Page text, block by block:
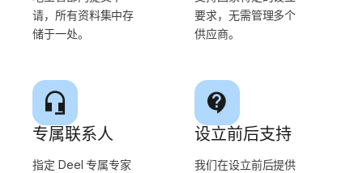
请，所有资料集中存
储于一处。
要求，无需管理多个
供应商。
专属联系人
指定 Deel 专属专家
设立前后支持
我们在设立前后提供